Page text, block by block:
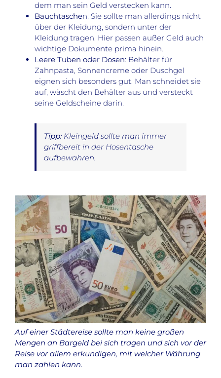
dem man sein Geld verstecken kann.
Bauchtaschen: Sie sollte man allerdings nicht
über der Kleidung, sondern unter der
Kleidung tragen. Hier passen außer Geld auch
wichtige Dokumente prima hinein.
Leere Tuben oder Dosen: Behälter für
Zahnpasta, Sonnencreme oder Duschgel
eignen sich besonders gut. Man schneidet sie
auf, wäscht den Behälter aus und versteckt
seine Geldscheine darin.
Tipp: Kleingeld sollte man immer
griffbereit in der Hosentasche
aufbewahren.
Auf einer Städtereise sollte man keine großen
Mengen an Bargeld bei sich tragen und sich vor der
Reise vor allem erkundigen, mit welcher Währung
man zahlen kann.